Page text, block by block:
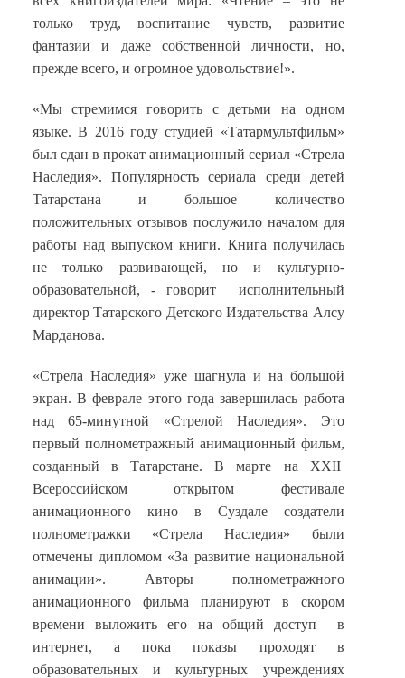
только труд, воспитание чувств, развитие
фантазии и даже собственной личности, но,
прежде всего, и огромное удовольствие!».
«Мы стремимся говорить с детьми на одном
языке. В 2016 году студией «Татармультфильм»
был сдан в прокат анимационный сериал «Стрела
Наследия». Популярность сериала среди детей
Татарстана и большое количество
положительных отзывов послужило началом для
работы над выпуском книги. Книга получилась
не только развивающей, но и культурно-
образовательной, - говорит исполнительный
директор Татарского Детского Издательства Алсу
Марданова.
«Стрела Наследия» уже шагнула и на большой
экран. В феврале этого года завершилась работа
над 65-минутной «Стрелой Наследия». Это
первый полнометражный анимационный фильм,
созданный в Татарстане. В марте на XXII
Всероссийском открытом фестивале
анимационного кино в Суздалесоздатели
полнометражки «Стрела Наследия» были
отмечены дипломом «За развитие национальной
анимации». Авторы полнометражного
анимационного фильма планируют в скором
времени выложить его на общий доступ в
интернет, а пока показы проходят в
образовательных и культурных учреждениях